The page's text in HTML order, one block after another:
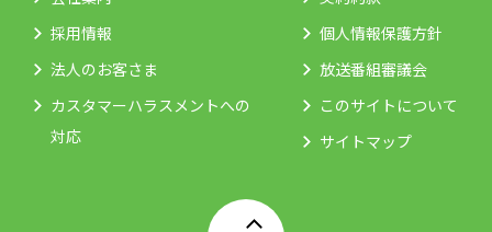
採用情報
法人のお客さま
カスタマーハラスメントへの
対応
個人情報保護方針
放送番組審議会
このサイトについて
サイトマップ